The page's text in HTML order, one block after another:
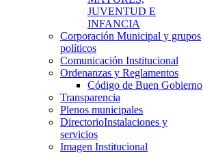
JUVENTUD E
INFANCIA
Corporación Municipal y grupos
políticos
Comunicación Institucional
Ordenanzas y Reglamentos
Código de Buen Gobierno
Transparencia
Plenos municipales
DirectorioInstalaciones y
servicios
Imagen Institucional